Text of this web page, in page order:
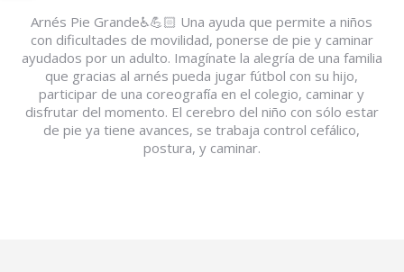
Arnés Pie Grande♿💪🏻 Una ayuda que permite a niños
con dificultades de movilidad, ponerse de pie y caminar
ayudados por un adulto. Imagínate la alegría de una familia
que gracias al arnés pueda jugar fútbol con su hijo,
participar de una coreografía en el colegio, caminar y
disfrutar del momento. El cerebro del niño con sólo estar
de pie ya tiene avances, se trabaja control cefálico,
postura, y caminar.